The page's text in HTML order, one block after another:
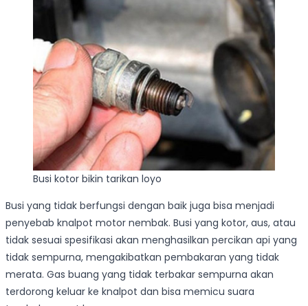
Busi kotor bikin tarikan loyo
Busi yang tidak berfungsi dengan baik juga bisa menjadi
penyebab knalpot motor nembak. Busi yang kotor, aus, atau
tidak sesuai spesifikasi akan menghasilkan percikan api yang
tidak sempurna, mengakibatkan pembakaran yang tidak
merata. Gas buang yang tidak terbakar sempurna akan
terdorong keluar ke knalpot dan bisa memicu suara